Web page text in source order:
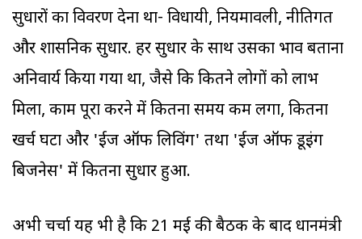
सुधारों का विवरण देना था- विधायी, नियमावली, नीतिगत
और प्रशासनिक सुधार. हर सुधार के साथ उसका प्रभाव बताना
अनिवार्य किया गया था, जैसे कि कितने लोगों को लाभ
मिला, काम पूरा करने में कितना समय कम लगा, कितना
खर्च घटा और 'ईज ऑफ लिविंग' तथा 'ईज ऑफ डूइंग
बिजनेस' में कितना सुधार हुआ.
अभी चर्चा यह भी है कि 21 मई की बैठक के बाद प्रधानमंत्री